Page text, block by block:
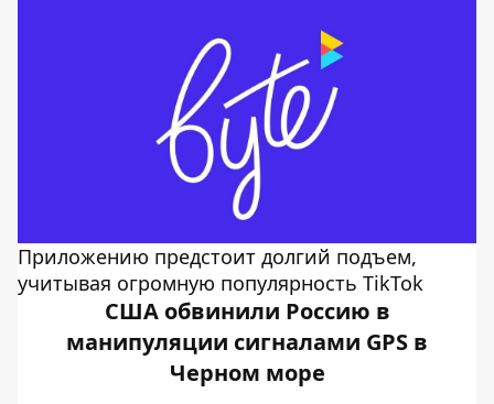
Приложению предстоит долгий подъем,
учитывая огромную популярность TikTok
США обвинили Россию в
манипуляции сигналами GPS в
Черном море